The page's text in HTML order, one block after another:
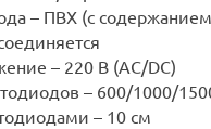
– ПВХ (с
– 220 В (AC/DC)
– 600/1000/
– 10 см